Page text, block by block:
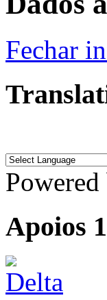
Fechar
Apoios